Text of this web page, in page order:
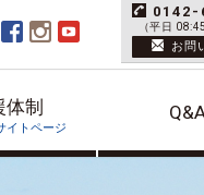
体制
イトページ
0142-
（平日
お問